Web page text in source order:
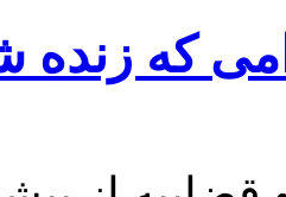
که زنده